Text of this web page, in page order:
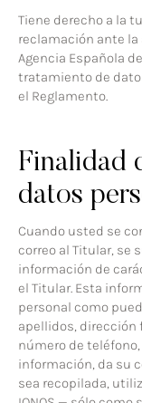
Tiene derecho a la
reclamación ante la
Agencia Española
tratamiento de
el Reglamento.
Finalidad
datos
Cuando usted se
correo al Titular, se
información de
el Titular. Esta
personal como
apellidos, dirección
número de
información, da su
sea recopilada,